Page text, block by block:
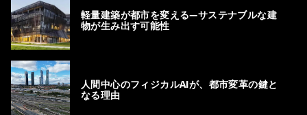
軽量建築が都市を変える―サステナブルな建
物が生み出す可能性
人間中心のフィジカルAIが、都市変革の鍵と
なる理由